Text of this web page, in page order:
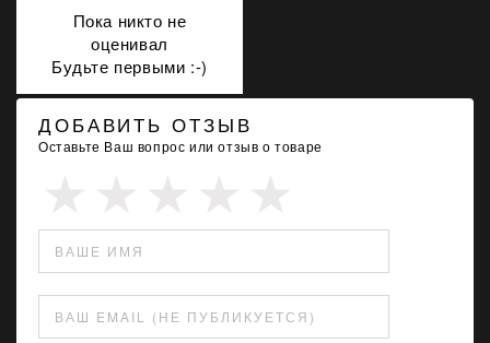
Пока никто не
оценивал
Будьте первыми :-)
ДОБАВИТЬ ОТЗЫВ
Оставьте Ваш вопрос или отзыв о товаре
ВАШЕ ИМЯ
ВАШ EMAIL (НЕ ПУБЛИКУЕТСЯ)